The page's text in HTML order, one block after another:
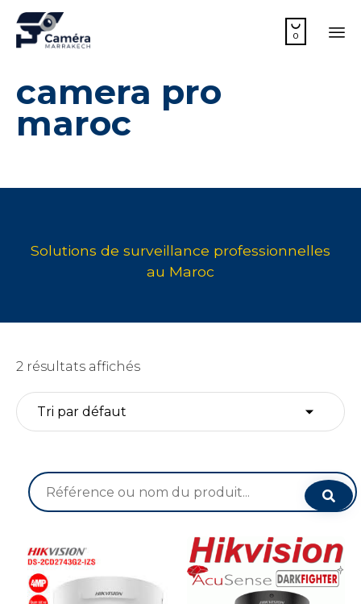

0
camera pro
maroc
2 résultats affichés
Recherche
pour :